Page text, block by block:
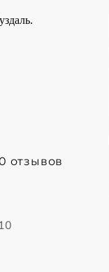
отзывов